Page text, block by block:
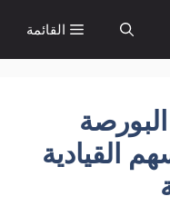
القائمة
القيادية